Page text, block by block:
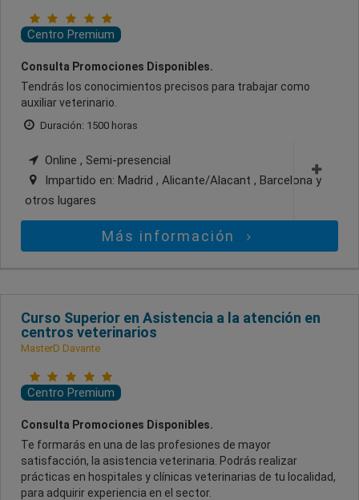
Centro Premium
Consulta Promociones Disponibles.
Tendrás los conocimientos precisos para trabajar como
auxiliar veterinario.
Duración: 1500 horas
Online , Semi-presencial
Impartido en: Madrid , Alicante/Alacant , Barcelona y
otros lugares
Más información
Curso Superior en Asistencia a la atención en
centros veterinarios
MasterD Davante
Centro Premium
Consulta Promociones Disponibles.
Te formarás en una de las profesiones de mayor
satisfacción, la asistencia veterinaria. Podrás realizar
prácticas en hospitales y clínicas veterinarias de tu localidad,
para adquirir experiencia en el sector.